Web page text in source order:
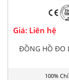
Giá: Liên hệ
ĐỒNG HỒ ĐO
100%